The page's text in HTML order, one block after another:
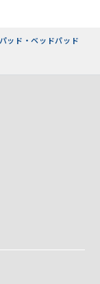
ッド・ベッドパッド